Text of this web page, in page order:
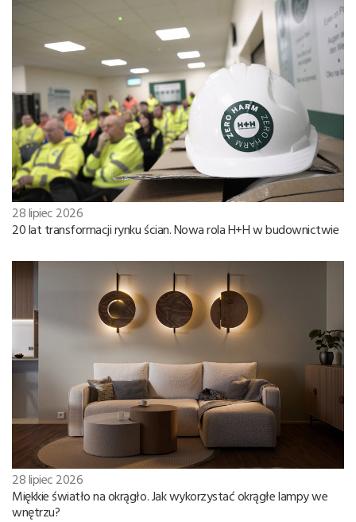
28 lipiec 2026
20 lat transformacji rynku ścian. Nowa rola H+H w budownictwie
28 lipiec 2026
Miękkie światło na okrągło. Jak wykorzystać okrągłe lampy we
wnętrzu?